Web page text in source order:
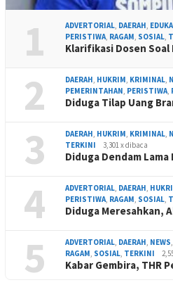
1 ADVERTORIAL, DAERAH,
PERISTIWA, RAGAM, SOSIAL,
Klarifikasi Dosen Soal
2 DAERAH, HUKRIM, KRIMINAL,
PEMERINTAHAN, PERISTIWA,
Diduga Tilap Uang
3 DAERAH, HUKRIM, KRIMINAL,
TERKINI
3,301 x dibaca
Diduga Dendam
4 ADVERTORIAL, DAERAH,
PERISTIWA, RAGAM, SOSIAL,
Diduga Meresahkan,
5 ADVERTORIAL, DAERAH, NEWS,
RAGAM, SOSIAL, TERKINI
Kabar Gembira, THR